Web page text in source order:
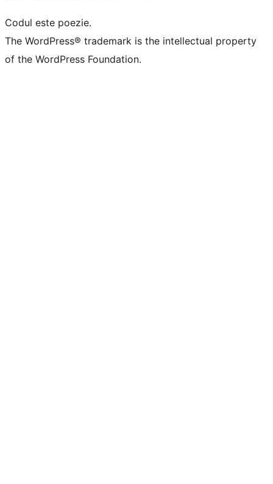
Codul este poezie.
The WordPress® trademark is the intellectual property
of the WordPress Foundation.